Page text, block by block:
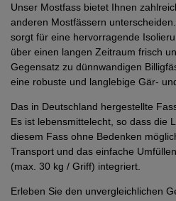
Unser Mostfass bietet Ihnen
anderen Mostfässern
sorgt für eine hervorragende
über einen langen Zeitraum frisch
Gegensatz zu dünnwandigen
eine robuste und langlebige Gär-
Das in Deutschland hergestellte
Es ist lebensmittelecht, so dass die
diesem Fass ohne Bedenken
Transport und das einfache
(max. 30 kg / Griff) integriert.
Erleben Sie den unvergleichlichen